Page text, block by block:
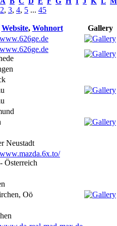
2, 3, 4, 5 ... 45
Website, Wohnort Gallery
Neustadt
Österreich
Oö